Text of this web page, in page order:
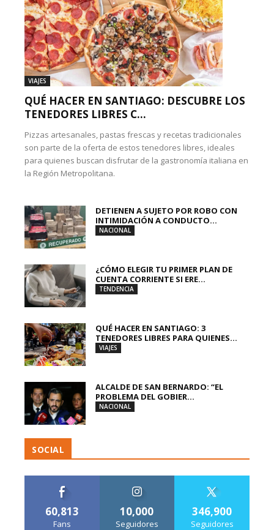
VIAJES
QUÉ HACER EN SANTIAGO: DESCUBRE LOS
TENEDORES LIBRES C...
Pizzas artesanales, pastas frescas y recetas tradicionales
son parte de la oferta de estos tenedores libres, ideales
para quienes buscan disfrutar de la gastronomía italiana en
la Región Metropolitana.
DETIENEN A SUJETO POR ROBO CON
INTIMIDACIÓN A CONDUCTO...
NACIONAL
¿CÓMO ELEGIR TU PRIMER PLAN DE
CUENTA CORRIENTE SI ERE...
TENDENCIA
QUÉ HACER EN SANTIAGO: 3
TENEDORES LIBRES PARA QUIENES...
VIAJES
ALCALDE DE SAN BERNARDO: “EL
PROBLEMA DEL GOBIER...
NACIONAL
SOCIAL
60,813
Fans
10,000
Seguidores
346,900
Seguidores